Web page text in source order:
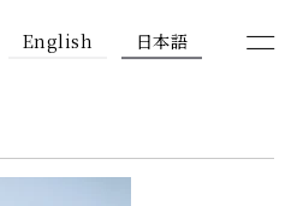
English 日本語